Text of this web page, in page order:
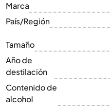
Marca
País/Región
Tamaño
Año de
destilación
Contenido de
alcohol